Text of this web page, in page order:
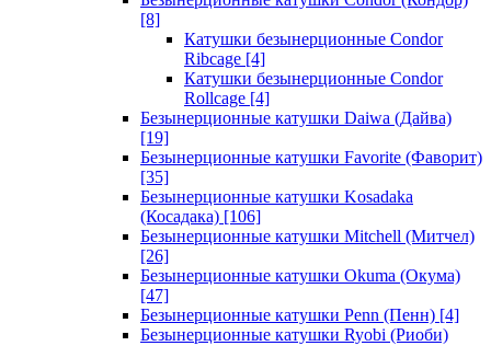
[8]
Катушки безынерционные Condor
Ribcage [4]
Катушки безынерционные Condor
Rollcage [4]
Безынерционные катушки Daiwa (Дайва)
[19]
Безынерционные катушки Favorite (Фаворит)
[35]
Безынерционные катушки Kosadaka
(Косадака) [106]
Безынерционные катушки Mitchell (Митчел)
[26]
Безынерционные катушки Okuma (Окума)
[47]
Безынерционные катушки Penn (Пенн) [4]
Безынерционные катушки Ryobi (Риоби)